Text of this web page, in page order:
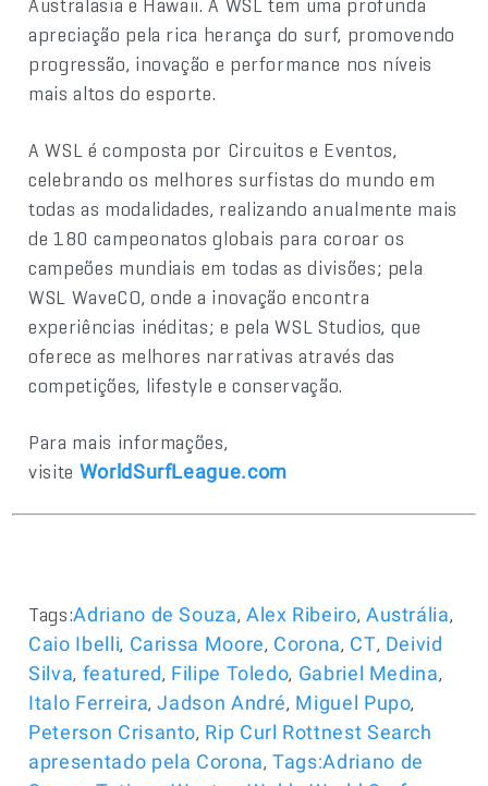
Australasia e Hawaii. A WSL tem uma profunda
apreciação pela rica herança do surf, promovendo
progressão, inovação e performance nos níveis
mais altos do esporte.
A WSL é composta por Circuitos e Eventos,
celebrando os melhores surfistas do mundo em
todas as modalidades, realizando anualmente mais
de 180 campeonatos globais para coroar os
campeões mundiais em todas as divisões; pela
WSL WaveCO, onde a inovação encontra
experiências inéditas; e pela WSL Studios, que
oferece as melhores narrativas através das
competições, lifestyle e conservação.
Para mais informações,
visite WorldSurfLeague.com
Tags:Adriano de Souza, Alex Ribeiro, Austrália,
Caio Ibelli, Carissa Moore, Corona, CT, Deivid
Silva, featured, Filipe Toledo, Gabriel Medina,
Italo Ferreira,Jadson André, Miguel Pupo,
Peterson Crisanto, Rip Curl Rottnest Search
apresentado pela Corona,Tags:Adriano de